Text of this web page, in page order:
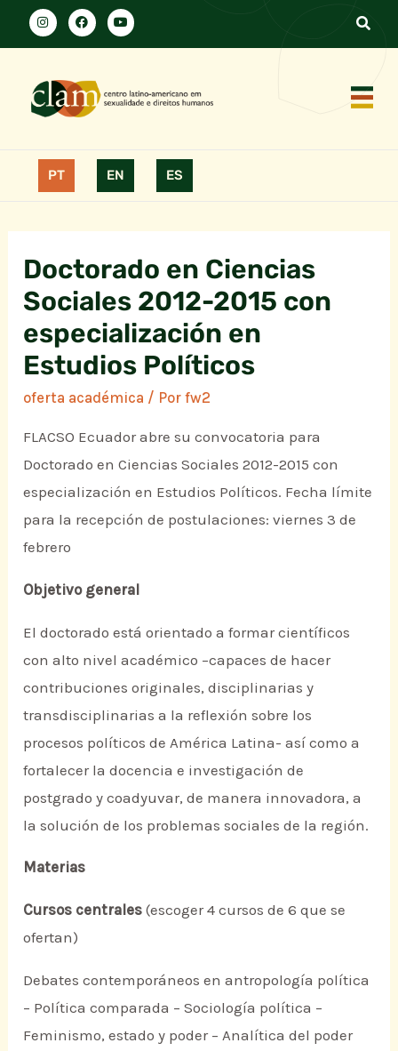
PT EN ES
Doctorado en Ciencias
Sociales 2012-2015 con
especialización en
Estudios Políticos
oferta académica / Porfw2
FLACSO Ecuador abre su convocatoria para
Doctorado en Ciencias Sociales 2012-2015 con
especialización en Estudios Políticos. Fecha límite
para la recepción de postulaciones: viernes 3 de
febrero
Objetivo general
El doctorado está orientado a formar científicos
con alto nivel académico –capaces de hacer
contribuciones originales, disciplinarias y
transdisciplinarias a la reflexión sobre los
procesos políticos de América Latina- así como a
fortalecer la docencia e investigación de
postgrado y coadyuvar, de manera innovadora, a
la solución de los problemas sociales de la región.
Materias
Cursos centrales (escoger 4 cursos de 6 que se
ofertan)
Debates contemporáneos en antropología política
– Política comparada – Sociología política –
Feminismo, estado y poder – Analítica del poder